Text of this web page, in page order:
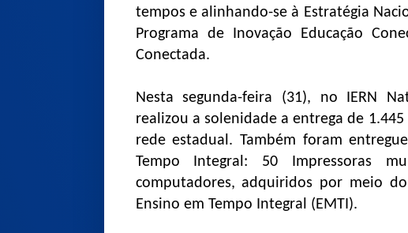
tempos e alinhando-se à Estratégia
Programa de Inovação Educação
Conectada.
Nesta segunda-feira (31), no IERN
realizou a solenidade a entrega de
rede estadual. Também foram
Tempo Integral: 50 Impressoras
computadores, adquiridos por meio
Ensino em Tempo Integral (EMTI).